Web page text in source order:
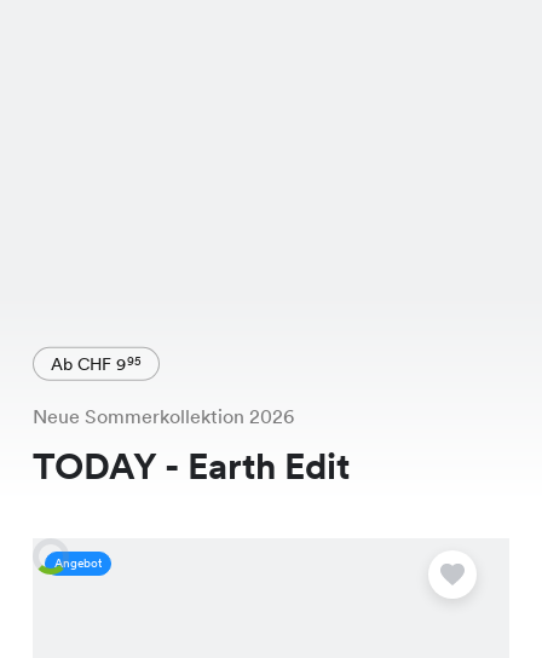
Ab CHF 995
Neue Sommerkollektion 2026
TODAY - Earth Edit
Angebot